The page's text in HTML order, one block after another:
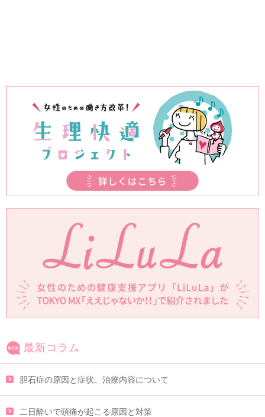
最新コラム
胆石症の原因と症状、治療内容について
二日酔いで頭痛が起こる原因と対策